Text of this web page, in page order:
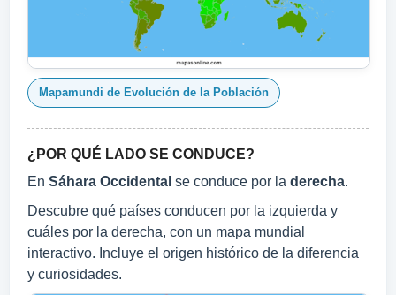
Mapamundi de Evolución de la Población
¿POR QUÉ LADO SE CONDUCE?
En Sáhara Occidental se conduce por la derecha.
Descubre qué países conducen por la izquierda y
cuáles por la derecha, con un mapa mundial
interactivo. Incluye el origen histórico de la diferencia
y curiosidades.